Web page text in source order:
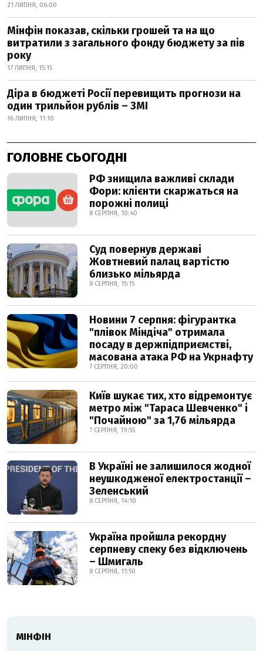
21 ЛИПНЯ, 06:00
Мінфін показав, скільки грошей та на що
витратили з загального фонду бюджету за пів
року
17 ЛИПНЯ, 15:15
Діра в бюджеті Росії перевищить прогнози на
один трильйон рублів – ЗМІ
16 ЛИПНЯ, 11:10
ГОЛОВНЕ СЬОГОДНІ
РФ знищила важливі склади
Фори: клієнти скаржаться на
порожні полиці
8 СЕРПНЯ, 10:40
Суд повернув державі
Жовтневий палац вартістю
близько мільярда
8 СЕРПНЯ, 15:15
Новини 7 серпня: фігурантка
"плівок Міндіча" отримала
посаду в держпідприємстві,
масована атака РФ на Укрнафту
7 СЕРПНЯ, 20:00
Київ шукає тих, хто відремонтує
метро між "Тараса Шевченко" і
"Почайною" за 1,76 мільярда
7 СЕРПНЯ, 19:55
В Україні не залишилося жодної
неушкодженої електростанції –
Зеленський
8 СЕРПНЯ, 14:10
Україна пройшла рекордну
серпневу спеку без відключень
– Шмигаль
8 СЕРПНЯ, 11:50
МІНФІН